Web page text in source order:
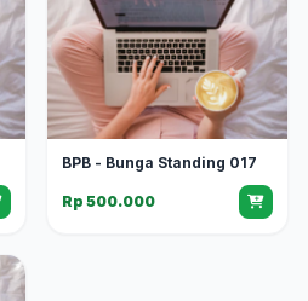
BPB - Bunga Standing 017
Rp 500.000